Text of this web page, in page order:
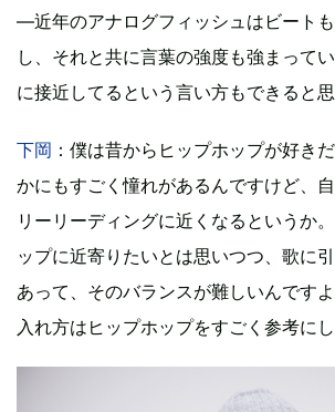
―近年のアナログフィッシュはビート
し、それと共に言葉の強度も強まって
に接近してるという言い方もできると思
下岡 ：僕は昔からヒップホップが好き
かにもすごく憧れがあるんですけど、
リーリーディングに近くなるというか
ップに近寄りたいとは思いつつ、歌に
あって、そのバランスが難しいんです
入れ方はヒップホップをすごく参考にし